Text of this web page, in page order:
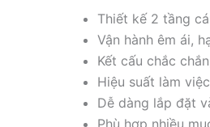
Thiết kế 2 tầng
Vận hành êm ái,
Kết cấu chắc
Hiệu suất làm
Dễ dàng lắp đặt
Phù hợp nhiều